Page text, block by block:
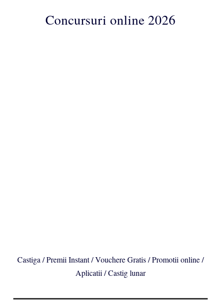
ConcursuriConcursuri online 2026
Castiga / Premii Instant / Vouchere Gratis / Promotii online /
Aplicatii / Castig lunar